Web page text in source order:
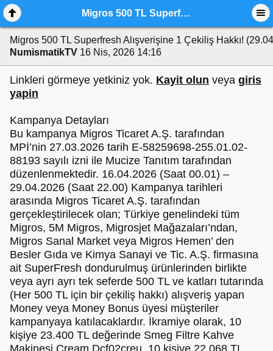
Migros 500 TL Superfresh Alışverişine 1 Çekiliş Hakkı! (29.04.2026)
Migros 500 TL Superfresh Alışverişine 1 Çekiliş Hakkı!
NumismatikTV 16 Nis, 2026 14:16
Linkleri görmeye yetkiniz yok. Kayit olun veya giris
yapin
Kampanya Detayları
Bu kampanya Migros Ticaret A.Ş. tarafından
MPİ’nin 27.03.2026 tarih E-58259698-255.01.02-
88193 sayılı izni ile Mucize Tanıtım tarafından
düzenlenmektedir. 16.04.2026 (Saat 00.01) –
29.04.2026 (Saat 22.00) Kampanya tarihleri
arasında Migros Ticaret A.Ş. tarafından
gerçekleştirilecek olan; Türkiye genelindeki tüm
Migros, 5M Migros, Migrosjet Mağazaları’ndan,
Migros Sanal Market veya Migros Hemen’ den
Besler Gıda ve Kimya Sanayi ve Tic. A.Ş. firmasına
ait SuperFresh dondurulmuş ürünlerinden birlikte
veya ayrı ayrı tek seferde 500 TL ve katları tutarında
(Her 500 TL için bir çekiliş hakkı) alışveriş yapan
Money veya Money Bonus üyesi müşteriler
kampanyaya katılacaklardır. İkramiye olarak, 10
kişiye 23.400 TL değerinde Smeg Filtre Kahve
Makinesi Cream Dcf02creu, 10 kişiye 22.068 TL